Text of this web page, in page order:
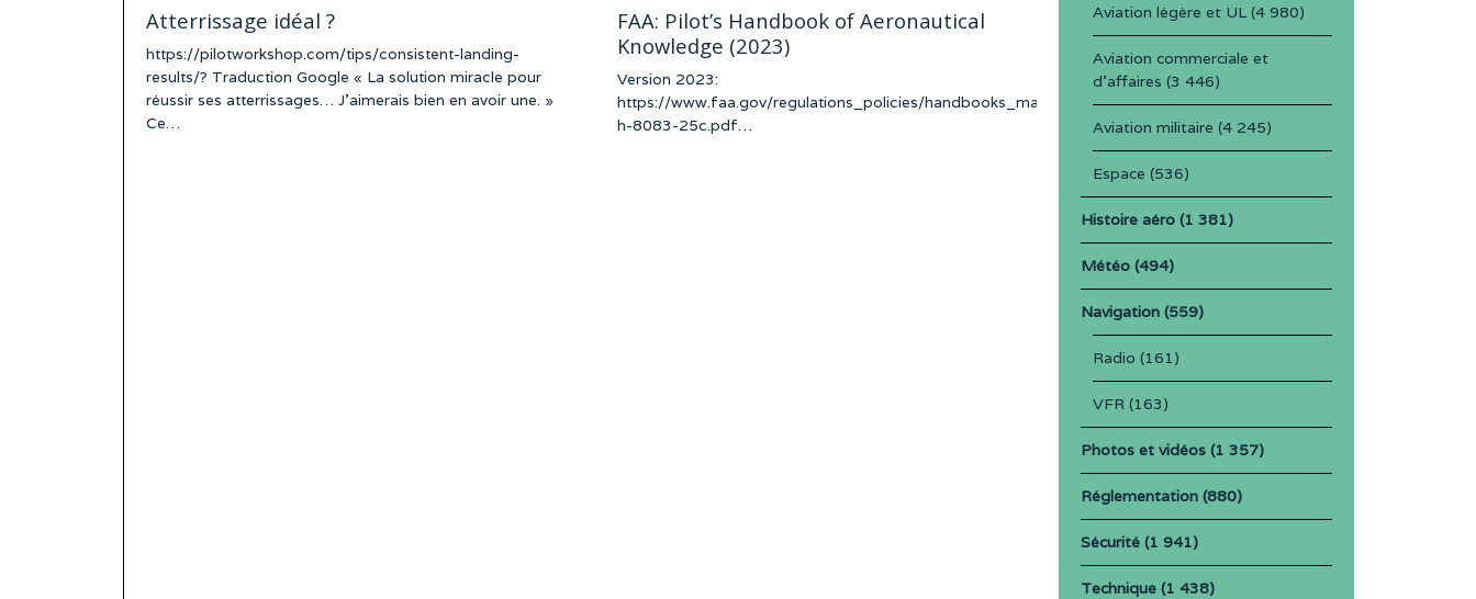
Atterrissage idéal ?
https://pilotworkshop.com/tips/consistent-landing-
results/? Traduction Google « La solution miracle pour
réussir ses atterrissages… J’aimerais bien en avoir une. »
Ce…
FAA: Pilot’s Handbook of Aeronautical
Knowledge (2023)
Version 2023:
https://www.faa.gov/regulations_policies/handbooks_manuals/aviation/faa-
h-8083-25c.pdf…
Aviation légère et UL(4 980)
Aviation commerciale et
d'affaires (3 446)
Aviation militaire (4 245)
Espace (536)
Histoire aéro(1 381)
Météo(494)
Navigation(559)
Radio (161)
VFR (163)
Photos et vidéos(1 357)
Réglementation(880)
Sécurité(1 941)
Technique(1 438)